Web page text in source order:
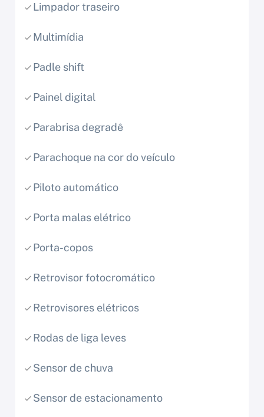
Limpador traseiro
Multimídia
Padle shift
Painel digital
Parabrisa degradê
Parachoque na cor do veículo
Piloto automático
Porta malas elétrico
Porta-copos
Retrovisor fotocromático
Retrovisores elétricos
Rodas de liga leves
Sensor de chuva
Sensor de estacionamento